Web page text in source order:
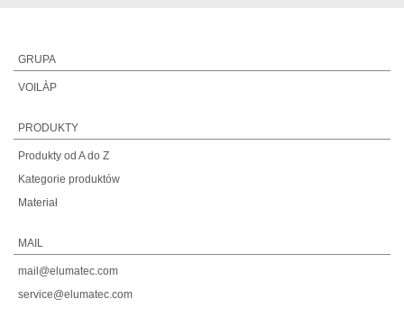
GRUPA
VOILÀP
PRODUKTY
Produkty od A do Z
Kategorie produktów
Materiał
MAIL
mail@elumatec.com
service@elumatec.com